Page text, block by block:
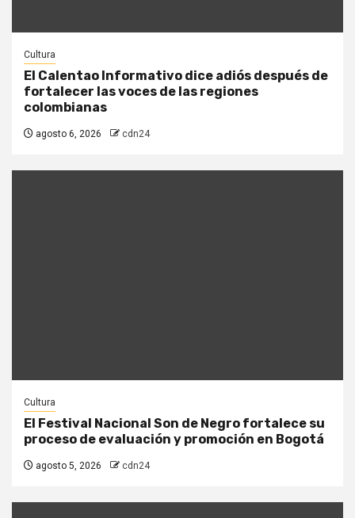
Cultura
El Calentao Informativo dice adiós después de
fortalecer las voces de las regiones
colombianas
agosto 6, 2026 cdn24
Cultura
El Festival Nacional Son de Negro fortalece su
proceso de evaluación y promoción en Bogotá
agosto 5, 2026 cdn24